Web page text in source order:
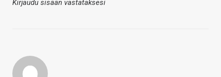
Kirjaudu sisään vastataksesi